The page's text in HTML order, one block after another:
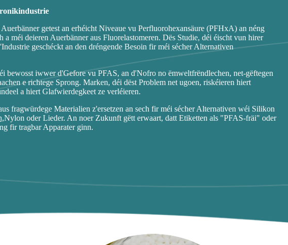
getest an erhéicht Niveaue vu Perfluorohexansäure (PFHxA) an néng
a méi deieren Auerbänner aus Fluorelastomeren. Dës Studie, déi éischt vun hirer
geschéckt an den dréngende Besoin fir méi sécher Alternativen
bewosst iwwer d'Gefore vu PFAS, an d'Nofro no ëmweltfrëndlechen, net-gëftegen
e richtege Sprong. Marken, déi dëst Problem net ugoen, riskéieren hiert
a hiert Glafwierdegkeet ze verléieren.
fragwürdege Materialien z'ersetzen an sech fir méi sécher Alternativen wéi Silikon
Nylon oder Lieder. An noer Zukunft gëtt erwaart, datt Etiketten als "PFAS-fräi" oder
fir tragbar Apparater ginn.